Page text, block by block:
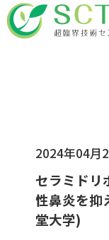
2024年04月
セラミドリ
性鼻炎を抑
堂大学)